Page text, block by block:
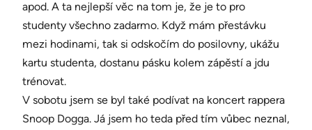
apod. A ta nejlepší věc na tom je, že je to pro
studenty všechno zadarmo. Když mám přestávku
mezi hodinami, tak si odskočím do posilovny, ukážu
kartu studenta, dostanu pásku kolem zápěstí a jdu
trénovat.
V sobotu jsem se byl také podívat na koncert rappera
Snoop Dogga. Já jsem ho teda před tím vůbec neznal,